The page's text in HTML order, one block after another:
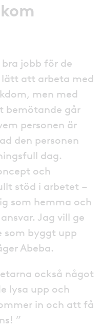
jobb för de
att arbeta med
men med
bemötande går
personen är
den personen
dag.
och
stöd i arbetet –
som hemma och
Jag vill ge
som byggt upp
Abeba.
också något
lysa upp och
in och att få
”